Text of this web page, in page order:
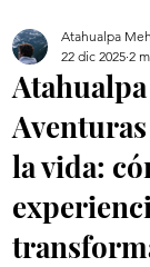
la vida:
Atahualpa
22 dic 2025 2